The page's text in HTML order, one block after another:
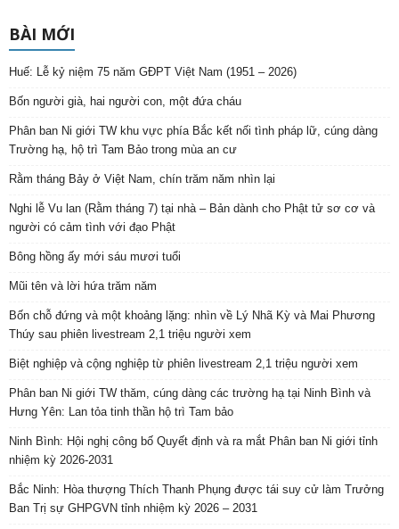
BÀI MỚI
Huế: Lễ kỷ niệm 75 năm GĐPT Việt Nam (1951 – 2026)
Bốn người già, hai người con, một đứa cháu
Phân ban Ni giới TW khu vực phía Bắc kết nối tình pháp lữ, cúng dàng
Trường hạ, hộ trì Tam Bảo trong mùa an cư
Rằm tháng Bảy ở Việt Nam, chín trăm năm nhìn lại
Nghi lễ Vu lan (Rằm tháng 7) tại nhà – Bản dành cho Phật tử sơ cơ và
người có cảm tình với đạo Phật
Bông hồng ấy mới sáu mươi tuổi
Mũi tên và lời hứa trăm năm
Bốn chỗ đứng và một khoảng lặng: nhìn về Lý Nhã Kỳ và Mai Phương
Thúy sau phiên livestream 2,1 triệu người xem
Biệt nghiệp và cộng nghiệp từ phiên livestream 2,1 triệu người xem
Phân ban Ni giới TW thăm, cúng dàng các trường hạ tại Ninh Bình và
Hưng Yên: Lan tỏa tinh thần hộ trì Tam bảo
Ninh Bình: Hội nghị công bố Quyết định và ra mắt Phân ban Ni giới tỉnh
nhiệm kỳ 2026-2031
Bắc Ninh: Hòa thượng Thích Thanh Phụng được tái suy cử làm Trưởng
Ban Trị sự GHPGVN tỉnh nhiệm kỳ 2026 – 2031